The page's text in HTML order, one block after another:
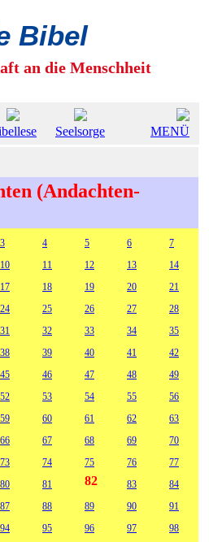
Bibel
an die Menschheit
Seelsorge MENÜ
(Andachten-
3 4 5 6
7
10 11 12 13
14
17 18 19 20
21
24 25 26 27
28
31 32 33 34
35
38 39 40 41
42
45 46 47 48
49
52 53 54 55
56
59 60 61 62
63
66 67 68 69
70
73 74 75 76
77
80 81 82 83
84
87 88 89 90
91
94 95 96 97
98